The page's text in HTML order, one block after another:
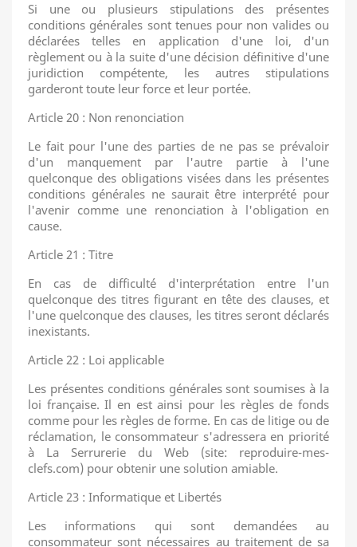
Si une ou plusieurs stipulations des présentes
conditions générales sont tenues pour non valides ou
déclarées telles en application d'une loi, d'un
règlement ou à la suite d'une décision définitive d'une
juridiction compétente, les autres stipulations
garderont toute leur force et leur portée.
Article 20 : Non renonciation
Le fait pour l'une des parties de ne pas se prévaloir
d'un manquement par l'autre partie à l'une
quelconque des obligations visées dans les présentes
conditions générales ne saurait être interprété pour
l'avenir comme une renonciation à l'obligation en
cause.
Article 21 : Titre
En cas de difficulté d'interprétation entre l'un
quelconque des titres figurant en tête des clauses, et
l'une quelconque des clauses, les titres seront déclarés
inexistants.
Article 22 : Loi applicable
Les présentes conditions générales sont soumises à la
loi française. Il en est ainsi pour les règles de fonds
comme pour les règles de forme. En cas de litige ou de
réclamation, le consommateur s'adressera en priorité
à La Serrurerie du Web (site: reproduire-mes-
clefs.com) pour obtenir une solution amiable.
Article 23 : Informatique et Libertés
Les informations qui sont demandées au
consommateur sont nécessaires au traitement de sa